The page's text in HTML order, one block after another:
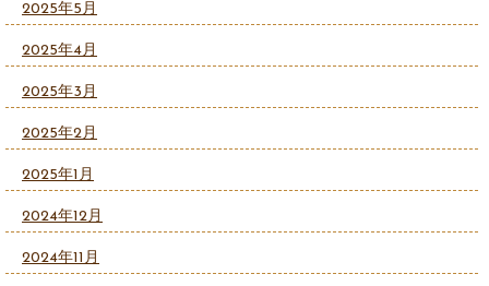
2025年5月
2025年4月
2025年3月
2025年2月
2025年1月
2024年12月
2024年11月